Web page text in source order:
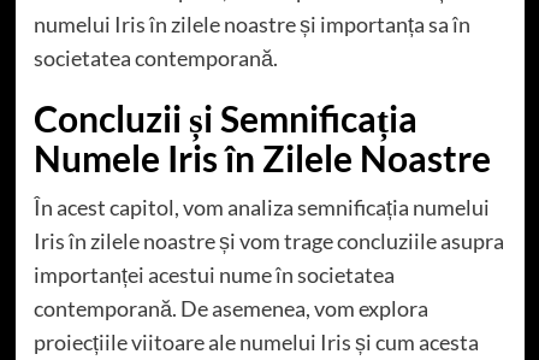
numelui Iris în zilele noastre și importanța sa în
societatea contemporană.
Concluzii și Semnificația
Numele Iris în Zilele Noastre
În acest capitol, vom analiza semnificația numelui
Iris în zilele noastre și vom trage concluziile asupra
importanței acestui nume în societatea
contemporană. De asemenea, vom explora
proiecțiile viitoare ale numelui Iris și cum acesta